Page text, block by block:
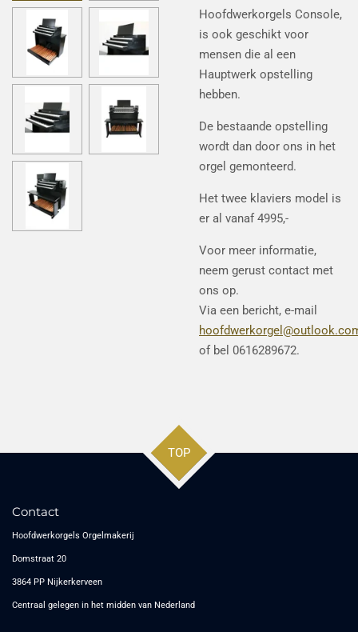
Hoofdwerkorgels Console,
is ook geschikt voor
mensen die al een
Hauptwerk opstelling
hebben.
De bestaande opstelling
wordt dan door ons in het
orgel gemonteerd.
Het twee klaviers model is
er al vanaf 4995,-
Voor meer informatie,
neem gerust contact met
ons op.
Via een bericht, e-mail
of bel 0616289672.
TOP
Contact
Hoofdwerkorgels Orgelmakerij
Domstraat 20
3864 PP Nijkerkerveen
Centraal gelegen in het midden van Nederland